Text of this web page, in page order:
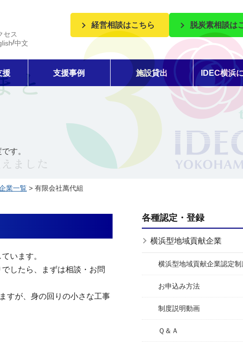
セス
/中文
経営相談はこちら 脱炭素相談は
援 支援事例 施設貸出 IDEC横浜
す。
業一覧 > 有限会社萬代組
います。
したら、まずは相談・お問
すが、身の回りの小さな工事
各種認定・登録
横浜型地域貢献企業
横浜型地域貢献企業認定制
お申込み方法
制度説明動画
Ｑ＆Ａ